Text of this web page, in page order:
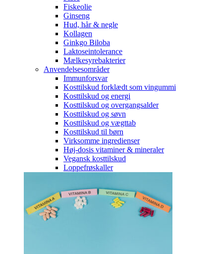
Fiskeolie
Ginseng
Hud, hår & negle
Kollagen
Ginkgo Biloba
Laktoseintolerance
Mælkesyrebakterier
Anvendelsesområder
Immunforsvar
Kosttilskud forklædt som vingummi
Kosttilskud og energi
Kosttilskud og overgangsalder
Kosttilskud og søvn
Kosttilskud og vægttab
Kosttilskud til børn
Virksomme ingredienser
Høj-dosis vitaminer & mineraler
Vegansk kosttilskud
Loppefrøskaller